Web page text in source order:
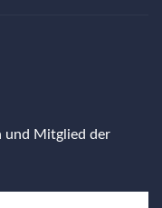
und Mitglied der